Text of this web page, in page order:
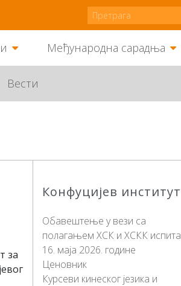
Међународна сарадња
Вести
Конфуцијев институт
Обавештење у вези са
полагањем ХСК и ХСКК испита
16. маја 2026. године
Ценовник
Курсеви кинеског језика и
за